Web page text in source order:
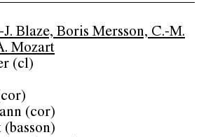
Blaze, Boris Mersson, C.-M.
Mozart
(cl)
(cor)